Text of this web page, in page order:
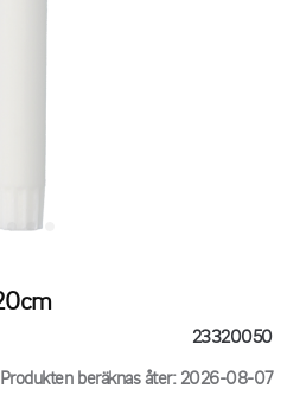
23320050
Produkten beräknas åter: 2026-08-07